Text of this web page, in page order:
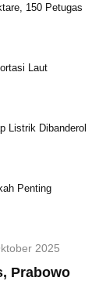
150 Petugas
Laut
Listrik Dibanderol
Penting
2025
Prabowo